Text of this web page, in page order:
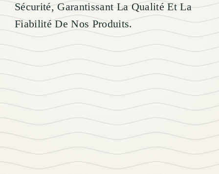
Sécurité, Garantissant La Qualité Et La
Fiabilité De Nos Produits.